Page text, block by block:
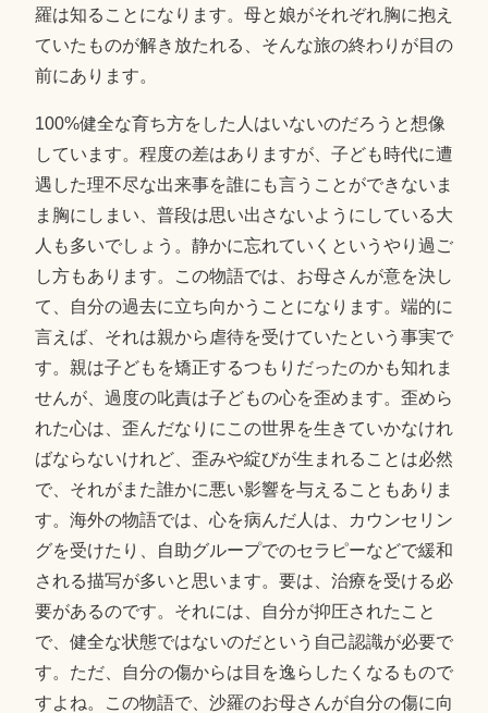
羅は知ることになります。母と娘がそれぞれ胸に抱え
ていたものが解き放たれる、そんな旅の終わりが目の
前にあります。
100%健全な育ち方をした人はいないのだろうと想像
しています。程度の差はありますが、子ども時代に遭
遇した理不尽な出来事を誰にも言うことができないま
ま胸にしまい、普段は思い出さないようにしている大
人も多いでしょう。静かに忘れていくというやり過ご
し方もあります。この物語では、お母さんが意を決し
て、自分の過去に立ち向かうことになります。端的に
言えば、それは親から虐待を受けていたという事実で
す。親は子どもを矯正するつもりだったのかも知れま
せんが、過度の叱責は子どもの心を歪めます。歪めら
れた心は、歪んだなりにこの世界を生きていかなけれ
ばならないけれど、歪みや綻びが生まれることは必然
で、それがまた誰かに悪い影響を与えることもありま
す。海外の物語では、心を病んだ人は、カウンセリン
グを受けたり、自助グループでのセラピーなどで緩和
される描写が多いと思います。要は、治療を受ける必
要があるのです。それには、自分が抑圧されたこと
で、健全な状態ではないのだという自己認識が必要で
す。ただ、自分の傷からは目を逸らしたくなるもので
すよね。この物語で、沙羅のお母さんが自分の傷に向